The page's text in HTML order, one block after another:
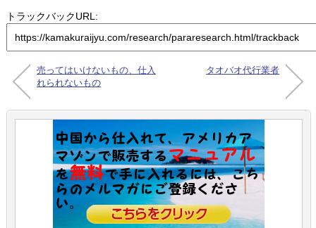
トラックバックURL:
売ってはいけないもの、仕入
れられないもの
タオバオ代行業者